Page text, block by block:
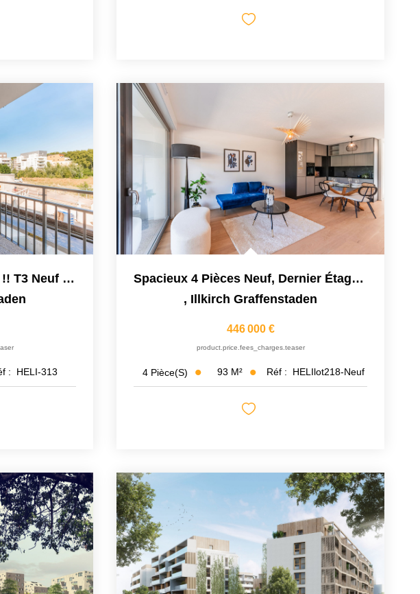
Opportunité Retour De Lot !! T3 Neuf Livrable De Suite....
: HELI-313
Spacieux 4 Pièces Neuf, Dernier Étage, Terrasse 30m2
, Illkirch Graffenstaden
446 000 €
product.price.fees_charges.teaser
4 Pièce(s) 93 M² Réf : HELIlot218-Neuf